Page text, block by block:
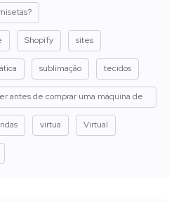
Shopify sites
sublimação tecidos
antes de comprar uma máquina de
virtua Virtual